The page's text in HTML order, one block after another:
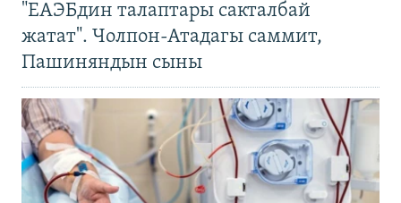
"ЕАЭБдин талаптары сакталбай
жатат". Чолпон-Атадагы саммит,
Пашиняндын сыны